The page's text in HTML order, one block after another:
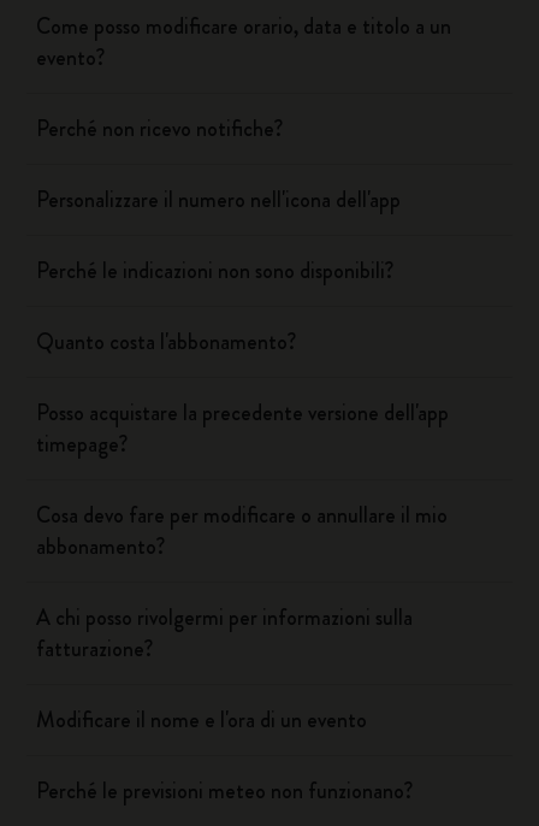
Come posso modificare orario, data e titolo a un
evento?
Perché non ricevo notifiche?
Personalizzare il numero nell'icona dell'app
Perché le indicazioni non sono disponibili?
Quanto costa l'abbonamento?
Posso acquistare la precedente versione dell'app
timepage?
Cosa devo fare per modificare o annullare il mio
abbonamento?
A chi posso rivolgermi per informazioni sulla
fatturazione?
Modificare il nome e l'ora di un evento
Perché le previsioni meteo non funzionano?